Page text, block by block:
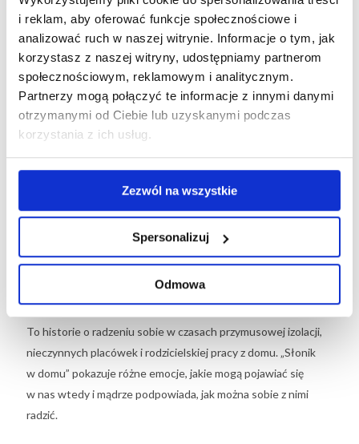
i reklam, aby oferować funkcje społecznościowe i
analizować ruch w naszej witrynie. Informacje o tym, jak
korzystasz z naszej witryny, udostępniamy partnerom
społecznościowym, reklamowym i analitycznym.
Partnerzy mogą połączyć te informacje z innymi danymi
otrzymanymi od Ciebie lub uzyskanymi podczas
korzystania z ich usług.
Zezwól na wszystkie
Spersonalizuj
Odmowa
Część z nas, rodziców, stara się nie tylko zawalczyć o wyjście
z trudnej sytuacji obronną ręką, lecz także o to, by w życiu
naszych dzieci jak najmniej zmieniło się na niekorzyść.
Miotamy się między wymyślaniem kreatywnych zabaw,
irytowaniem się na mądrych ludzi z internetu podsuwających
nam coraz to nowe pomysły na kreatywne zabawy (zupełnie,
w związku z tym, że dzieci już kolejną godzinę siedzą
Słonik. Słuchowisko „Słonik w domu” to seria krótkich
opowieści udostępnianych nieodpłatnie na stronach Fundacji
Artystycznej MŁYN do wspólnego słuchania z naszymi
To historie o radzeniu sobie w czasach przymusowej izolacji,
nieczynnych placówek i rodzicielskiej pracy z domu. „Słonik
w domu” pokazuje różne emocje, jakie mogą pojawiać się
w nas wtedy i mądrze podpowiada, jak można sobie z nimi
radzić.